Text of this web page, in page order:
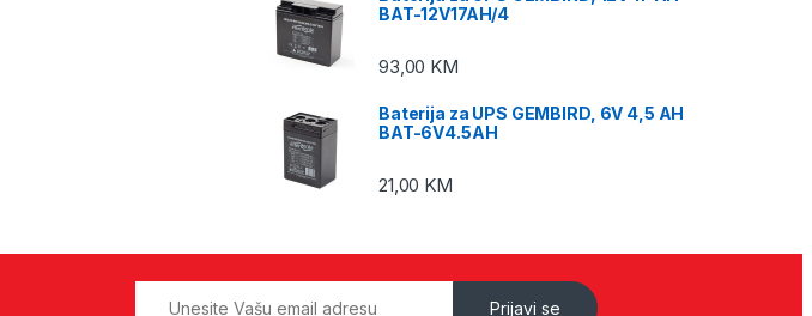
BAT-12V17AH/4
93,00 KM
Baterija za UPS GEMBIRD, 6V 4,5 AH
BAT-6V4.5AH
21,00 KM
Prijavi se